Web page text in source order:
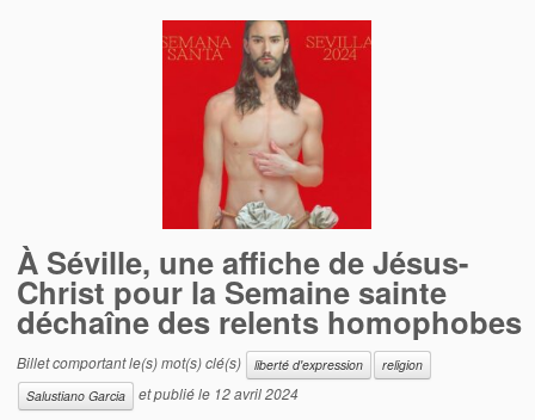
À Séville, une affiche de Jésus-
Christ pour la Semaine sainte
déchaîne des relents homophobes
Billet comportant le(s) mot(s) clé(s) liberté d'expression
religion
Salustiano Garcia
et publié le 12 avril 2024